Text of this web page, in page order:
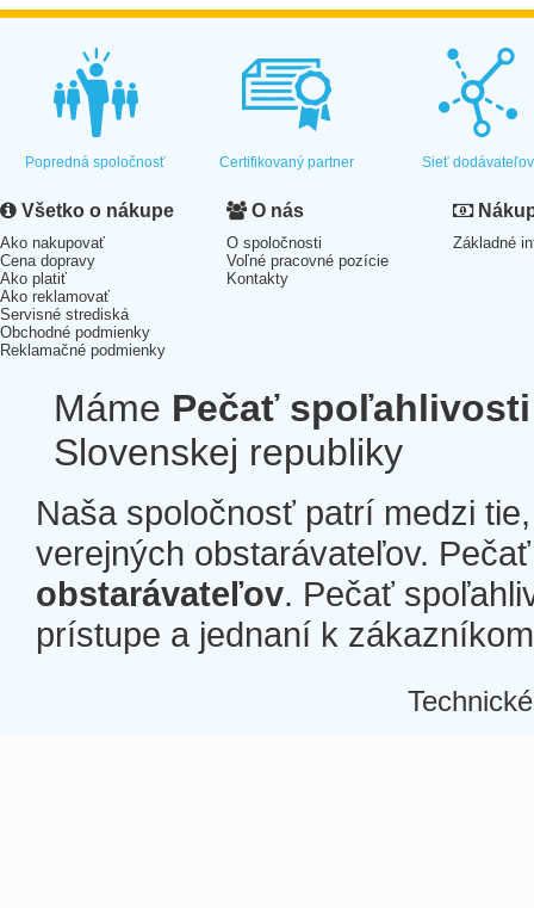
Popredná spoločnosť Certifikovaný partner Sieť dodávateľov
Všetko o nákupe
Ako nakupovať
Cena dopravy
Ako platiť
Ako reklamovať
Servisné strediská
Obchodné podmienky
Reklamačné podmienky
O nás
O spoločnosti
Voľné pracovné pozície
Kontakty
Základné
Máme Pečať spoľahlivosti
Slovenskej republiky
Naša spoločnosť patrí medzi
verejných obstarávateľov.
obstarávateľov. Pečať
prístupe a jednaní k